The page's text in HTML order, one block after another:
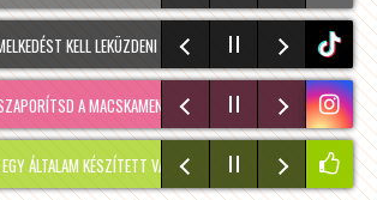
LEKÜZDENI A HEUKUPPE 2007 MÉTERES tiktok
A MACSKAMENTÁT TŐOSZTÁSSAL#RITAKERTJE A
KÉSZÍTETT VADVIRÁG KOSZORÚT.🌼🌸💮 AKKOR MÉG NEM